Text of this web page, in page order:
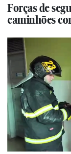
Forças de
caminhões